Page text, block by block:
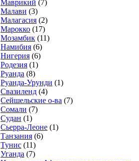
Маврикий (7)
Малави (3)
Малагасия (2)
Марокко (17)
Мозамбик (11)
Намибия (6)
Нигерия (6)
Родезия (1)
Руанда (8)
Руанда-Урунди (1)
Свазиленд (4)
Сейшельские о-ва (7)
Сомали (7)
Судан (1)
Сьерра-Леоне (1)
Танзания (6)
Тунис (11)
Уганда (7)